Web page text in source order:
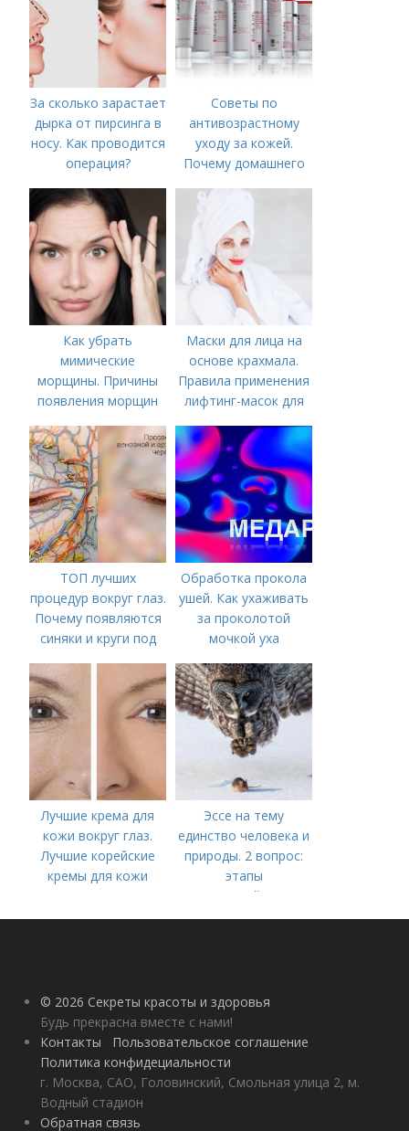
За сколько зарастает
дырка от пирсинга в
носу. Как проводится
операция?
Советы по
антивозрастному
уходу за кожей.
Почему домашнего
Как убрать
мимические
морщины. Причины
появления морщин
Маски для лица на
основе крахмала.
Правила применения
лифтинг-масок для
ТОП лучших
процедур вокруг глаз.
Почему появляются
синяки и круги под
Обработка прокола
ушей. Как ухаживать
за проколотой
мочкой уха
Лучшие крема для
кожи вокруг глаз.
Лучшие корейские
кремы для кожи
году
Эссе на тему
единство человека и
природы. 2 вопрос:
этапы
взаимодействия
природного и
© 2026 Секреты красоты и здоровья
Будь прекрасна вместе с нами!
Контакты
Пользовательское соглашение
Политика конфидециальности
г. Москва, САО, Головинский, Смольная улица 2, м.
Водный стадион
Обратная связь